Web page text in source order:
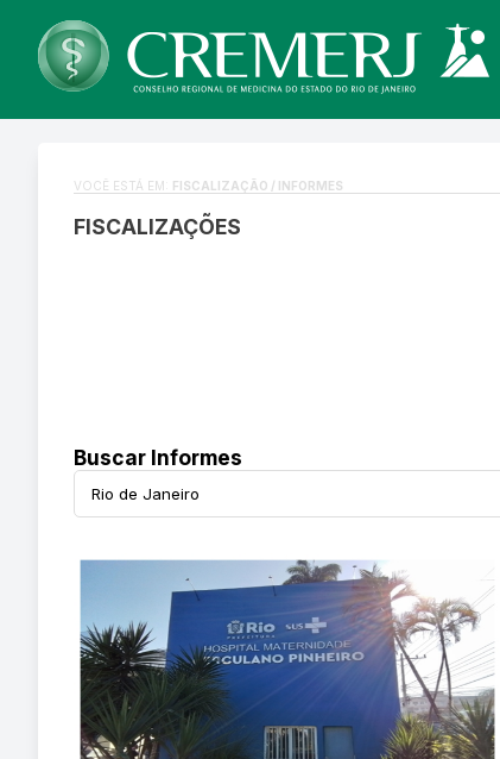
VOCÊ ESTÁ EM: FISCALIZAÇÃO / INFORMES
FISCALIZAÇÕES
Buscar Informes